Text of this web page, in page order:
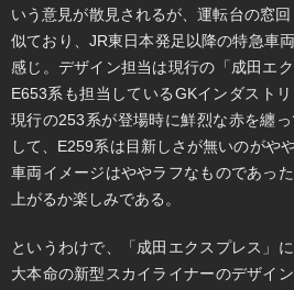
いう意見が散見されるが、運転台の窓
似ており、JR東日本発足以降の特急車
感じ。デザイン担当は現行の「成田エ
E653系も担当しているGKインダスト
現行の253系が登場時に鮮烈な赤を纏
して、E259系は目新しさが無いのがや
車両イメージはややラフなものであっ
上がるか楽しみである。
というわけで、「成田エクスプレス」
大本命の新型スカイライナーのデザイ